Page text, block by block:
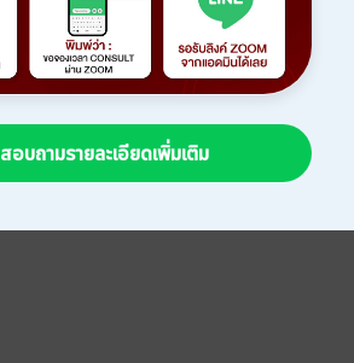
สอบถามรายละเอียดเพิ่มเติม